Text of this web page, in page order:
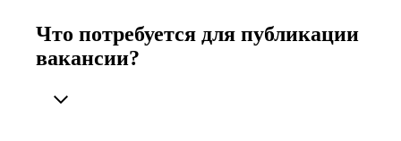
Что потребуется для публикации
вакансии?